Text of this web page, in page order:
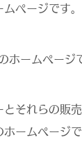
ぺージです。
ホームページ
それらの販
ームページで